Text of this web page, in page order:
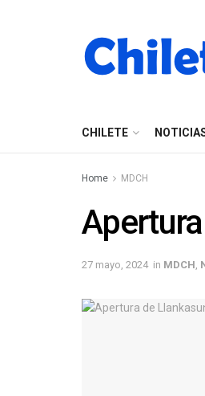
CHILETE
Home MDCH
27 mayo, 2024 in MDCH